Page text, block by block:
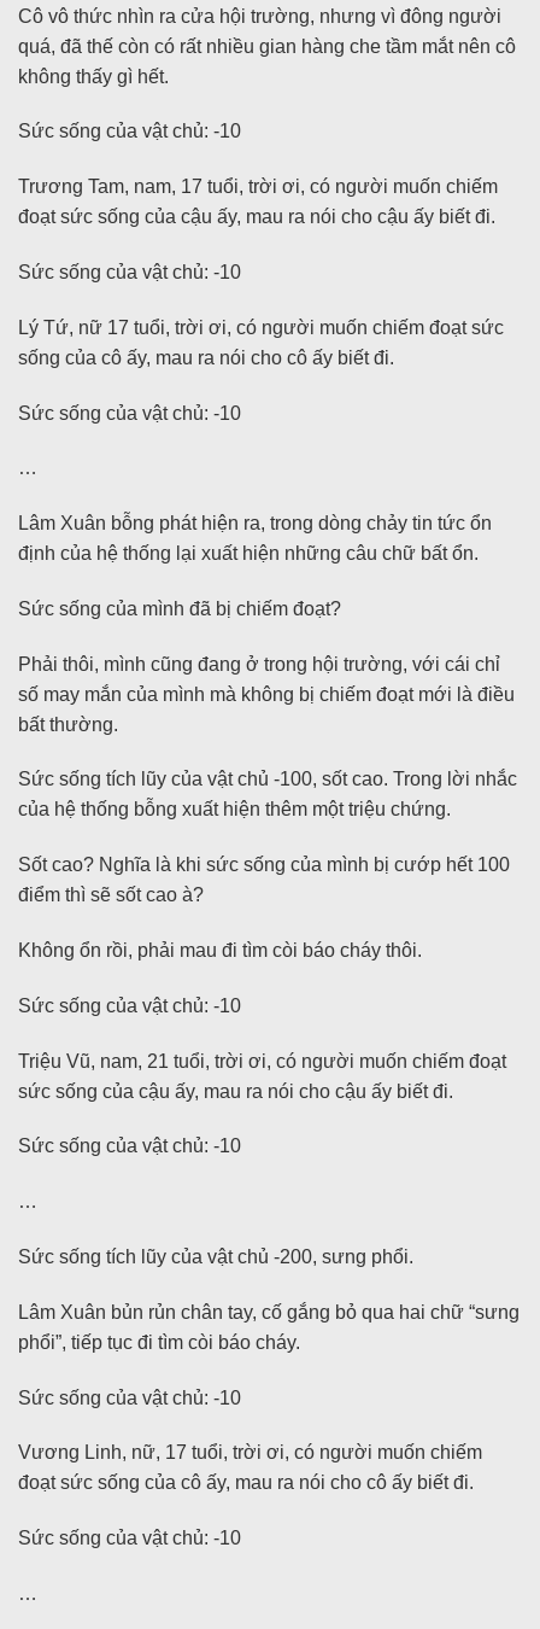
Cô vô thức nhìn ra cửa hội trường, nhưng vì đông người
quá, đã thế còn có rất nhiều gian hàng che tầm mắt nên cô
không thấy gì hết.
Sức sống của vật chủ: -10
Trương Tam, nam, 17 tuổi, trời ơi, có người muốn chiếm
đoạt sức sống của cậu ấy, mau ra nói cho cậu ấy biết đi.
Sức sống của vật chủ: -10
Lý Tứ, nữ 17 tuổi, trời ơi, có người muốn chiếm đoạt sức
sống của cô ấy, mau ra nói cho cô ấy biết đi.
Sức sống của vật chủ: -10
…
Lâm Xuân bỗng phát hiện ra, trong dòng chảy tin tức ổn
định của hệ thống lại xuất hiện những câu chữ bất ổn.
Sức sống của mình đã bị chiếm đoạt?
Phải thôi, mình cũng đang ở trong hội trường, với cái chỉ
số may mắn của mình mà không bị chiếm đoạt mới là điều
bất thường.
Sức sống tích lũy của vật chủ -100, sốt cao. Trong lời nhắc
của hệ thống bỗng xuất hiện thêm một triệu chứng.
Sốt cao? Nghĩa là khi sức sống của mình bị cướp hết 100
điểm thì sẽ sốt cao à?
Không ổn rồi, phải mau đi tìm còi báo cháy thôi.
Sức sống của vật chủ: -10
Triệu Vũ, nam, 21 tuổi, trời ơi, có người muốn chiếm đoạt
sức sống của cậu ấy, mau ra nói cho cậu ấy biết đi.
Sức sống của vật chủ: -10
…
Sức sống tích lũy của vật chủ -200, sưng phổi.
Lâm Xuân bủn rủn chân tay, cố gắng bỏ qua hai chữ “sưng
phổi”, tiếp tục đi tìm còi báo cháy.
Sức sống của vật chủ: -10
Vương Linh, nữ, 17 tuổi, trời ơi, có người muốn chiếm
đoạt sức sống của cô ấy, mau ra nói cho cô ấy biết đi.
Sức sống của vật chủ: -10
…